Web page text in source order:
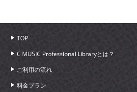
TOP
C MUSIC Professional Libraryとは？
ご利用の流れ
料金プラン